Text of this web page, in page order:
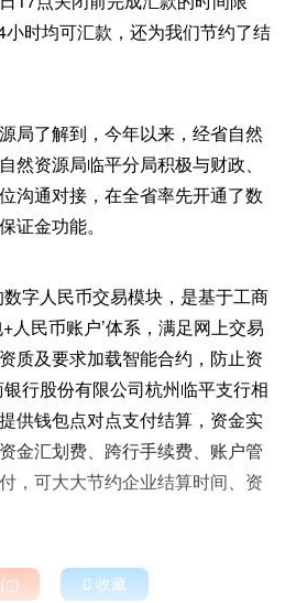
小时均可汇款，还为我们节约了结
局了解到，今年以来，经省自然
然资源局临平分局积极与财政、
沟通对接，在全省率先开通了数
证金功能。
字人民币交易模块，是基于工商
人民币账户’体系，满足网上交易
质及要求加载智能合约，防止资
行股份有限公司杭州临平支行相
供钱包点对点支付结算，资金实
金汇划费、跨行手续费、账户管
，可大大节约企业结算时间、资
)  收藏